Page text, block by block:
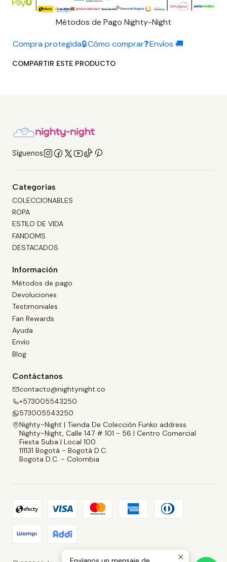
Métodos de Pago Nighty-Night
Compra protegida🔒Cómo comprar❓Envíos 🚚
COMPARTIR ESTE PRODUCTO
Síguenos
Categorías
COLECCIONABLES
ROPA
ESTILO DE VIDA
FANDOMS
DESTACADOS
Información
Métodos de pago
Devoluciones
Testimoniales
Fan Rewards
Ayuda
Envío
Blog
Contáctanos
contacto@nightynight.co
+573005543250
573005543250
Nighty-Night | Tienda De Colección Funko address
Nighty-Night, Calle 147 # 101 - 56 | Centro Comercial
Fiesta Suba | Local 100
111131 Bogotá - Bogotá D.C.
Bogota D.C. - Colombia